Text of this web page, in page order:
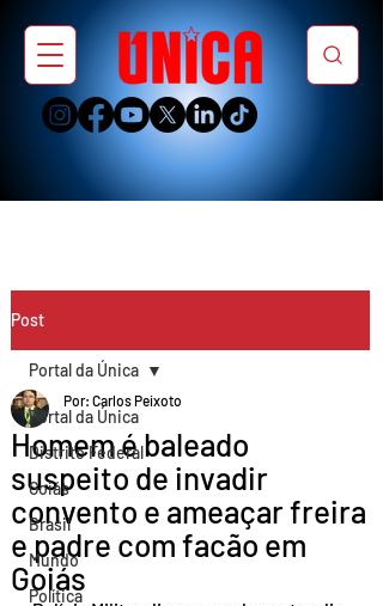
Post
Portal da Única
Distrito Federal
Goiás
Brasil
Mundo
Política
Portal da Única
Homem é baleado
suspeito de invadir
convento e ameaçar freira
e padre com facão em
Goiás
Por: Carlos Peixoto